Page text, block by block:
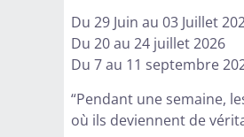
Du 29 Juin au 03 Juillet
Du 20 au 24 juillet 2026
Du 7 au 11 septembre
“Pendant une semaine,
où ils deviennent de